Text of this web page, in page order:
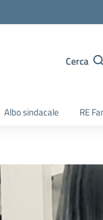
Cerca
Albo sindacale RE